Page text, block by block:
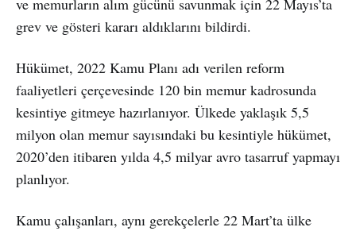
ve memurların alım gücünü savunmak için 22 Mayıs’ta
grev ve gösteri kararı aldıklarını bildirdi.
Hükümet, 2022 Kamu Planı adı verilen reform
faaliyetleri çerçevesinde 120 bin memur kadrosunda
kesintiye gitmeye hazırlanıyor. Ülkede yaklaşık 5,5
milyon olan memur sayısındaki bu kesintiyle hükümet,
2020’den itibaren yılda 4,5 milyar avro tasarruf yapmayı
planlıyor.
Kamu çalışanları, aynı gerekçelerle 22 Mart’ta ülke